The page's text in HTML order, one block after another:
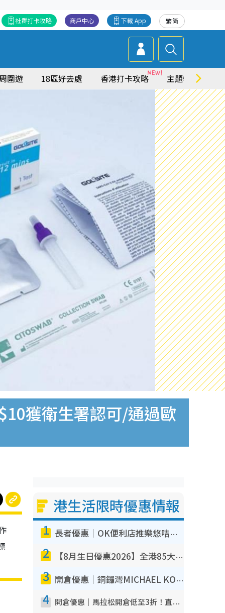
繁简
下載 App
商戶中心
社群打卡攻略
圍遊 18區好去處 香港打卡攻略 主題特集
獲衛生署認可/通過歐
港生活限時優惠情報
1 長者優惠｜OK便利店推樂悠咭優惠！買麵包/牛奶/保健品拍卡即減
2 【8月生日優惠2026】全港85大食買玩著數攻略 自助餐/火鍋放題同行免費＋誠品/DONKI送現金券
3 開倉優惠｜銅鑼灣MICHAEL KORS開倉低至17折！直擊$500起買手袋/銀包/鞋款 必買經典Jet Set系列
4 開倉優惠｜馬拉松開倉低至3折！直擊$99起買adidas／New Balance／Puma鞋款 STANLEY保溫杯劈價至$119起